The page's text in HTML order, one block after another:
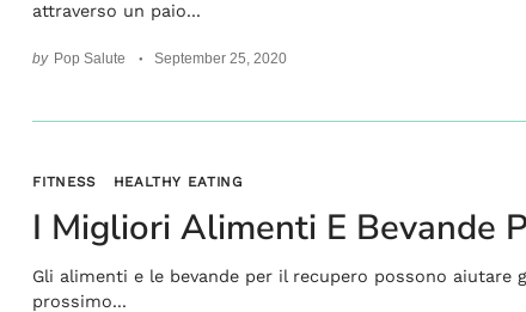
attraverso un paio...
by Pop Salute September 25, 2020
FITNESS HEALTHY EATING
I Migliori Alimenti E Bevande
Gli alimenti e le bevande per il recupero possono
prossimo...